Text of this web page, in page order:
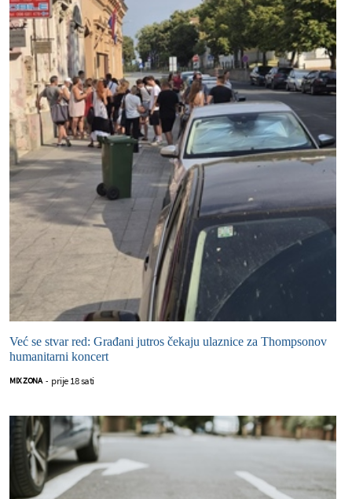
Već se stvar red: Građani jutros čekaju ulaznice za Thompsonov
humanitarni koncert
MIX ZONA - prije 18 sati